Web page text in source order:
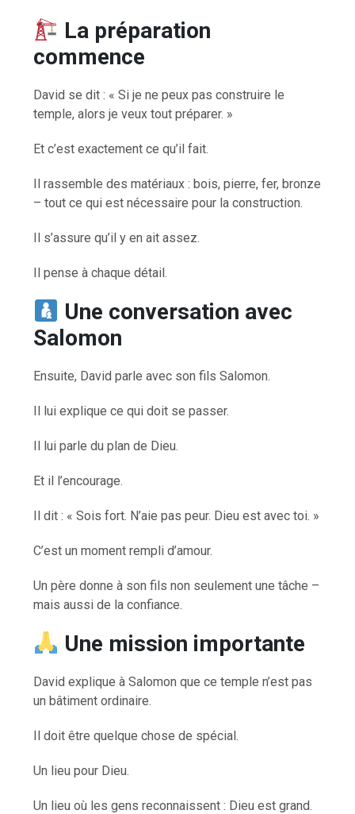
La préparation
commence
David se dit : « Si je ne peux pas construire le
temple, alors je veux tout préparer. »
Et c’est exactement ce qu’il fait.
Il rassemble des matériaux : bois, pierre, fer, bronze
– tout ce qui est nécessaire pour la construction.
Il s’assure qu’il y en ait assez.
Il pense à chaque détail.
Une conversation avec
Salomon
Ensuite, David parle avec son fils Salomon.
Il lui explique ce qui doit se passer.
Il lui parle du plan de Dieu.
Et il l’encourage.
Il dit : « Sois fort. N’aie pas peur. Dieu est avec toi. »
C’est un moment rempli d’amour.
Un père donne à son fils non seulement une tâche –
mais aussi de la confiance.
Une mission importante
David explique à Salomon que ce temple n’est pas
un bâtiment ordinaire.
Il doit être quelque chose de spécial.
Un lieu pour Dieu.
Un lieu où les gens reconnaissent : Dieu est grand.